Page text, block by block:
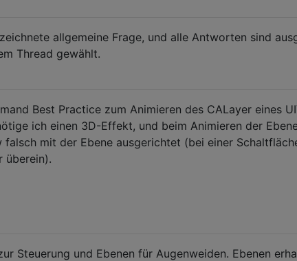
allgemeine Frage, und alle Antworten sind
Thread gewählt.
Best Practice zum Animieren des CALayer eines
ich einen 3D-Effekt, und beim Animieren der
falsch mit der Ebene ausgerichtet (bei einer
überein).
Steuerung und Ebenen für Augenweiden. Ebenen